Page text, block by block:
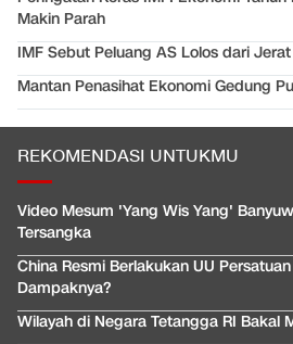
Makin Parah
IMF Sebut Peluang AS Lolos dari
Mantan Penasihat Ekonomi Gedung
REKOMENDASI UNTUKMU
Video Mesum 'Yang Wis Yang'
Tersangka
China Resmi Berlakukan UU
Dampaknya?
Wilayah di Negara Tetangga RI Bakal